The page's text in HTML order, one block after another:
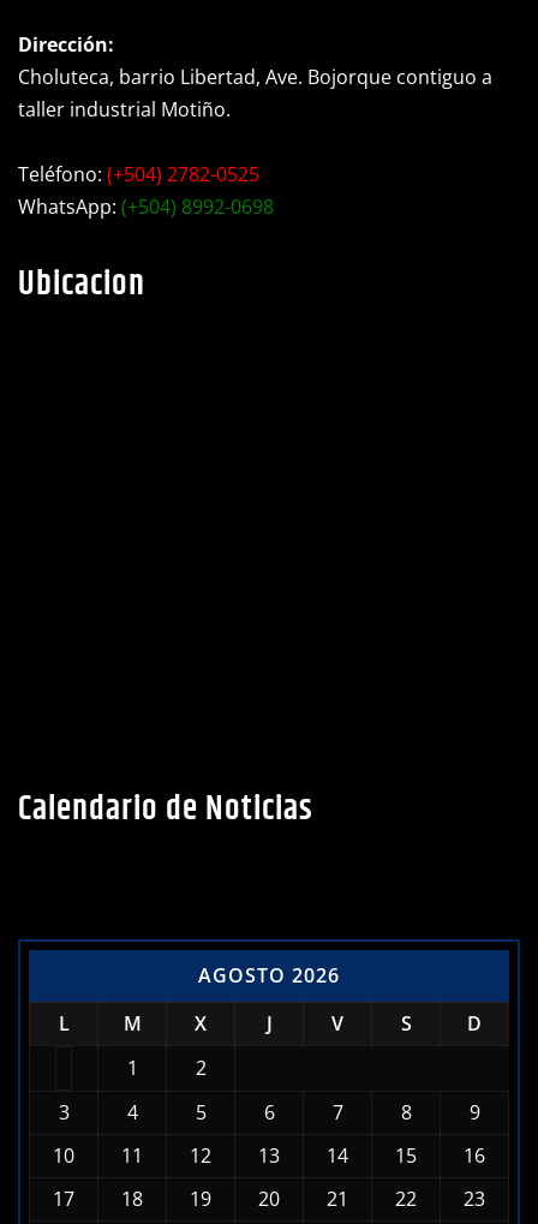
Dirección:
Choluteca, barrio Libertad, Ave. Bojorque contiguo a
taller industrial Motiño.
Teléfono: (+504) 2782-0525
WhatsApp: (+504) 8992-0698
Ubicacion
Calendario de Noticias
AGOSTO 2026
L
M X J V S
D
1
2
3
4 5 6 7 8
9
10
11 12 13 14 15
16
17
18 19 20 21 22 23